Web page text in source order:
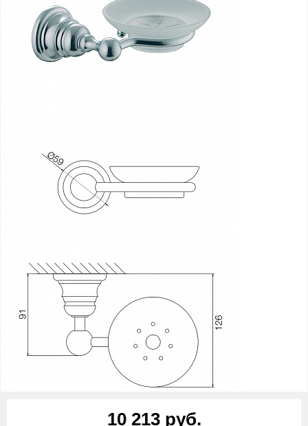
10 213 руб.